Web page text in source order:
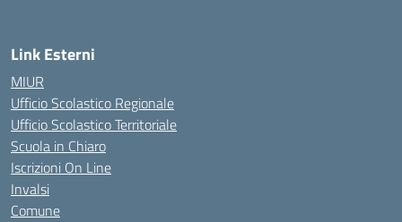
Link Esterni
MIUR
Ufficio Scolastico Regionale
Ufficio Scolastico Territoriale
Scuola in Chiaro
Iscrizioni On Line
Invalsi
Comune